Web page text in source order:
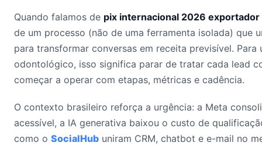
Quando falamos de pix internacional 2026 exportador
de um processo (não de uma ferramenta isolada) que
para transformar conversas em receita previsível. Para
odontológico, isso significa parar de tratar cada lead
começar a operar com etapas, métricas e cadência.
O contexto brasileiro reforça a urgência: a Meta
acessível, a IA generativa baixou o custo de
como o SocialHub uniram CRM, chatbot e e-mail no